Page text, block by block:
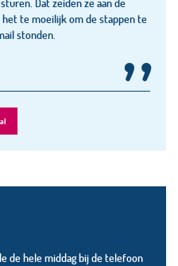
te moeilijk om de stappen te
stonden.
”
de hele middag bij de telefoon